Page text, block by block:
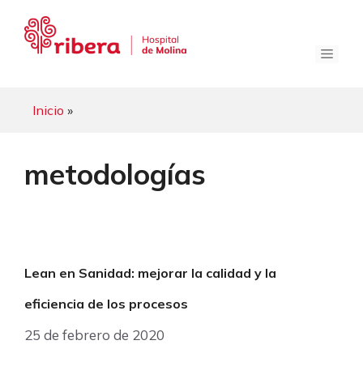
contenido
Menú
Inicio »
metodologías
Lean en Sanidad: mejorar la calidad y la
eficiencia de los procesos
25 de febrero de 2020